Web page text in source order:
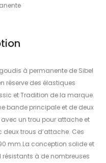
à permanente de Sibel
réserve des élastiques
et Tradition de la marque.
bande principale et de deux
avec un trou pour attache et
trous d’attache. Ces
mm.La conception solide et
à de nombreuses